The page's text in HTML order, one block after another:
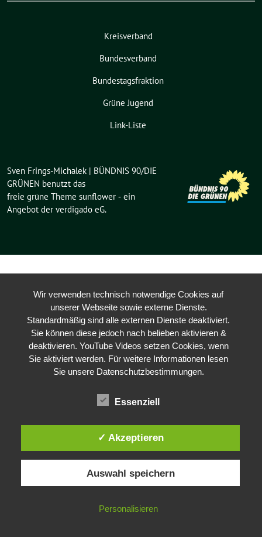
Kreisverband
Bundesverband
Bundestagsfraktion
Grüne Jugend
Link-Liste
Sven Frings-Michalek | BÜNDNIS 90/DIE
GRÜNEN benutzt das
freie grüne Theme sunflower ‐ ein
Angebot der verdigado eG.
Wir verwenden technisch notwendige Cookies auf
unserer Webseite sowie externe Dienste.
Standardmäßig sind alle externen Dienste deaktiviert.
Sie können diese jedoch nach belieben aktivieren &
deaktivieren. YouTube Videos setzen Cookies, wenn
Sie aktiviert werden. Für weitere Informationen lesen
Sie unsere Datenschutzbestimmungen.
Essenziell
✓ Akzeptieren
Auswahl speichern
Personalisieren